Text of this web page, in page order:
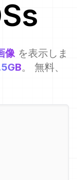
s
像 を表示しま
。 無料、